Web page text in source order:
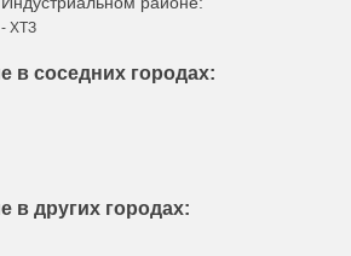
- ХТЗ
в соседних городах:
в других городах: